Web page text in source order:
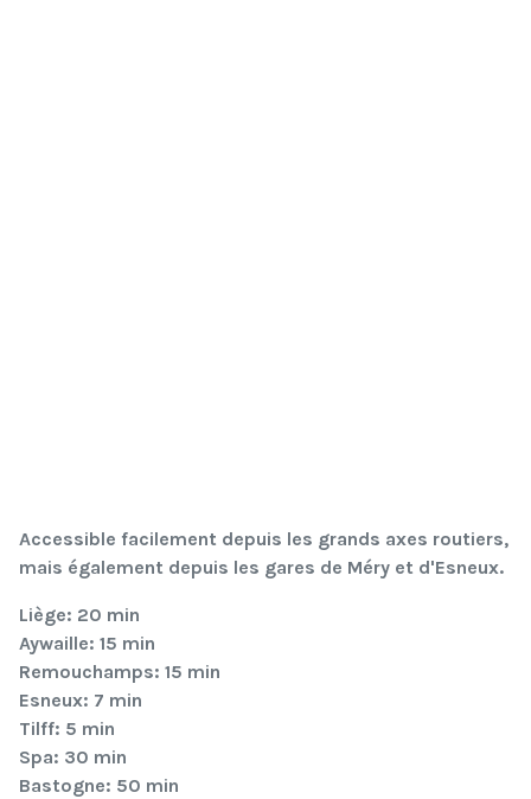
Accessible facilement depuis les grands axes routiers,
mais également depuis les gares de Méry et d'Esneux.
Liège: 20 min
Aywaille: 15 min
Remouchamps: 15 min
Esneux: 7 min
Tilff: 5 min
Spa: 30 min
Bastogne: 50 min